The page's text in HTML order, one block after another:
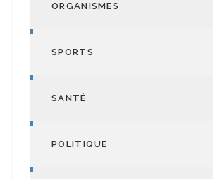
ORGANISMES
SPORTS
SANTÉ
POLITIQUE